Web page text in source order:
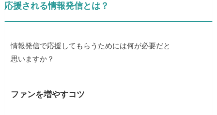
応援される情報発信とは？
情報発信で応援してもらうためには何が必要だと
思いますか？
ファンを増やすコツ